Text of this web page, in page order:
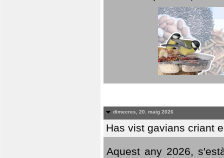
dimecres, 20. maig 2026
Has vist gavians criant
Aquest any 2026,